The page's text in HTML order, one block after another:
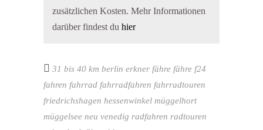
zusätzlichen Kosten. Mehr Informationen
darüber findest du hier
31 bis 40 km berlin erkner fähre fähre f24
fahren fahrrad fahrradfahren fahrradtouren
friedrichshagen hessenwinkel müggelhort
müggelsee neu venedig radfahren radtouren